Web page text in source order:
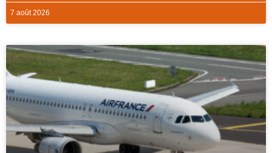
7 août 2026